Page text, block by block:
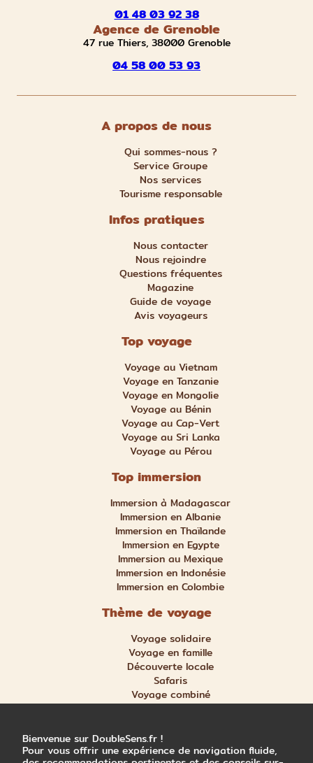
01 48 03 92 38
Agence de Grenoble
47 rue Thiers, 38000 Grenoble
04 58 00 53 93
A propos de nous
Qui sommes-nous ?
Service Groupe
Nos services
Tourisme responsable
Infos pratiques
Nous contacter
Nous rejoindre
Questions fréquentes
Magazine
Guide de voyage
Avis voyageurs
Top voyage
Voyage au Vietnam
Voyage en Tanzanie
Voyage en Mongolie
Voyage au Bénin
Voyage au Cap-Vert
Voyage au Sri Lanka
Voyage au Pérou
Top immersion
Immersion à Madagascar
Immersion en Albanie
Immersion en Thaïlande
Immersion en Egypte
Immersion au Mexique
Immersion en Indonésie
Immersion en Colombie
Thème de voyage
Voyage solidaire
Voyage en famille
Découverte locale
Safaris
Voyage combiné
Nature et aventure
Bienvenue sur DoubleSens.fr !
Pour vous offrir une expérience de navigation fluide,